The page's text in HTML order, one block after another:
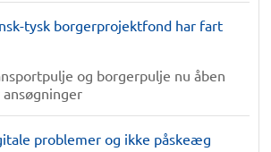
tysk borgerprojektfond har fart
og borgerpulje nu åben
problemer og ikke påskeæg